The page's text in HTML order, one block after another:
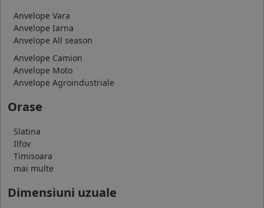
Anvelope Vara
Anvelope Iarna
Anvelope All season
Anvelope Camion
Anvelope Moto
Anvelope Agroindustriale
Orase
Slatina
Ilfov
Timisoara
mai multe
Dimensiuni uzuale